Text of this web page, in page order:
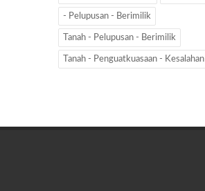
- Pelupusan - Berimilik
Tanah - Pelupusan - Berimilik
Tanah - Penguatkuasaan - Kesalahan